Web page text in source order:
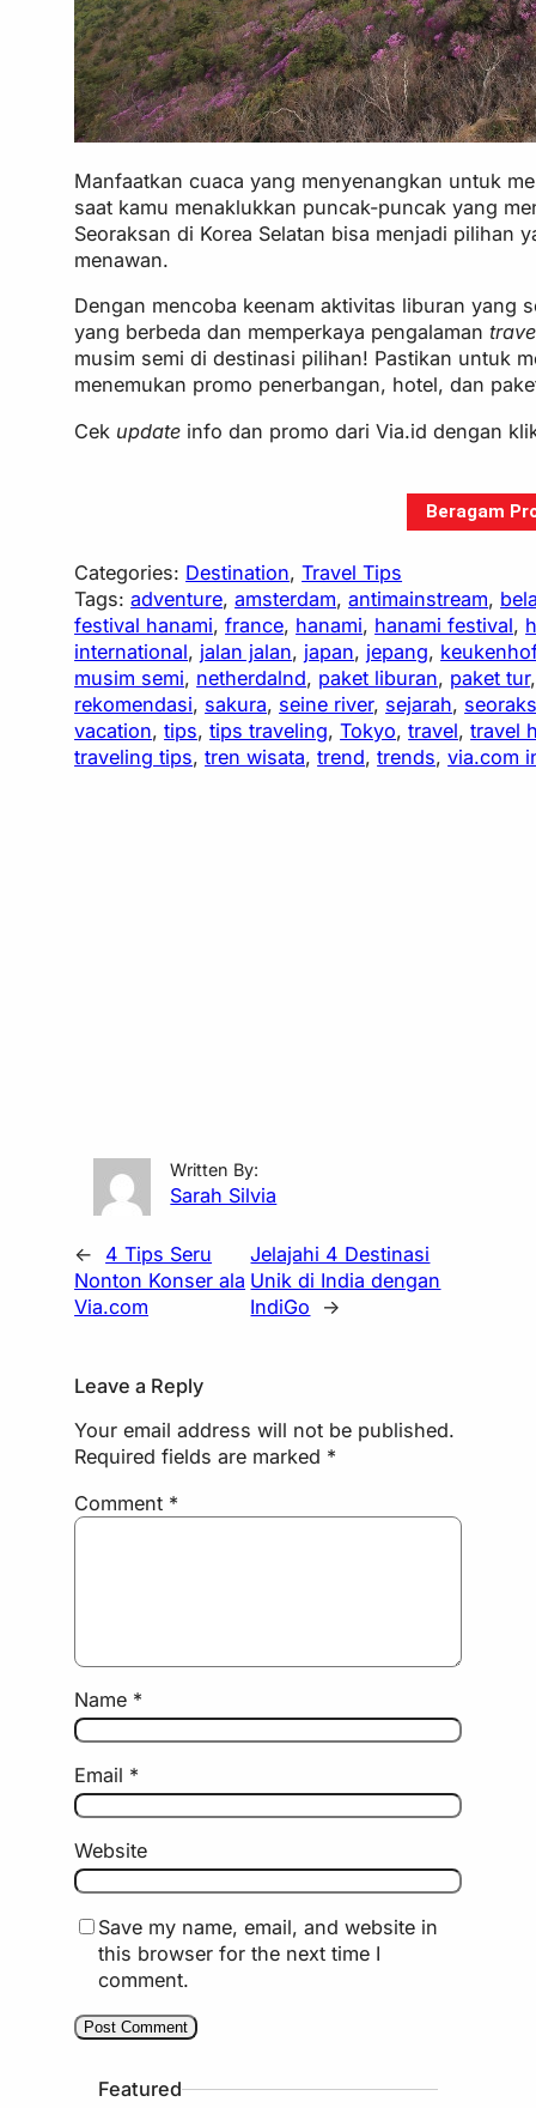
Manfaatkan cuaca yang menyenangkan untuk
saat kamu menaklukkan puncak-puncak yang
Seoraksan di Korea Selatan bisa menjadi pilihan
menawan.
Dengan mencoba keenam aktivitas liburan yang
yang berbeda dan memperkaya pengalaman
musim semi di destinasi pilihan! Pastikan untuk
menemukan promo penerbangan, hotel, dan
Cek update info dan promo dari Via.id dengan
Beragam
Categories: Destination, Travel Tips
Tags:adventure, amsterdam, antimainstream,
festival hanami, france, hanami, hanami festival,
international, jalan jalan, japan, jepang,
musim semi, netherdalnd, paket liburan, paket tur
rekomendasi, sakura, seine river, sejarah,
vacation, tips, tips traveling, Tokyo, travel, travel
traveling tips, tren wisata, trend, trends, via.com
Written By:
Sarah Silvia
←
4 Tips Seru
Nonton Konser ala
Via.com
Jelajahi 4 Destinasi
Unik di India dengan
IndiGo
→
Leave a Reply
Your email address will not be published.
Required fields are marked *
Comment *
Name *
Email *
Website
Save my name, email, and website in
this browser for the next time I
comment.
Featured